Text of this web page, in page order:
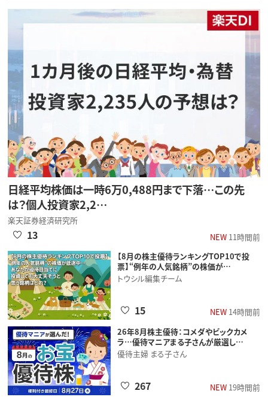
日経平均株価は一時6万0,488円まで下落…この先
は？個人投資家2,2…
楽天証券経済研究所
NEW11時間前
13
【8月の株主優待ランキングTOP10で投
票】“例年の人気銘柄”の株価が…
トウシル編集チーム
NEW14時間前
15
26年8月株主優待：コメダやビックカメ
ラ…優待マニアまる子さんが厳選し…
優待主婦 まる子さん
NEW19時間前
267